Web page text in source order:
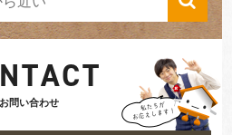
お問い合わせ